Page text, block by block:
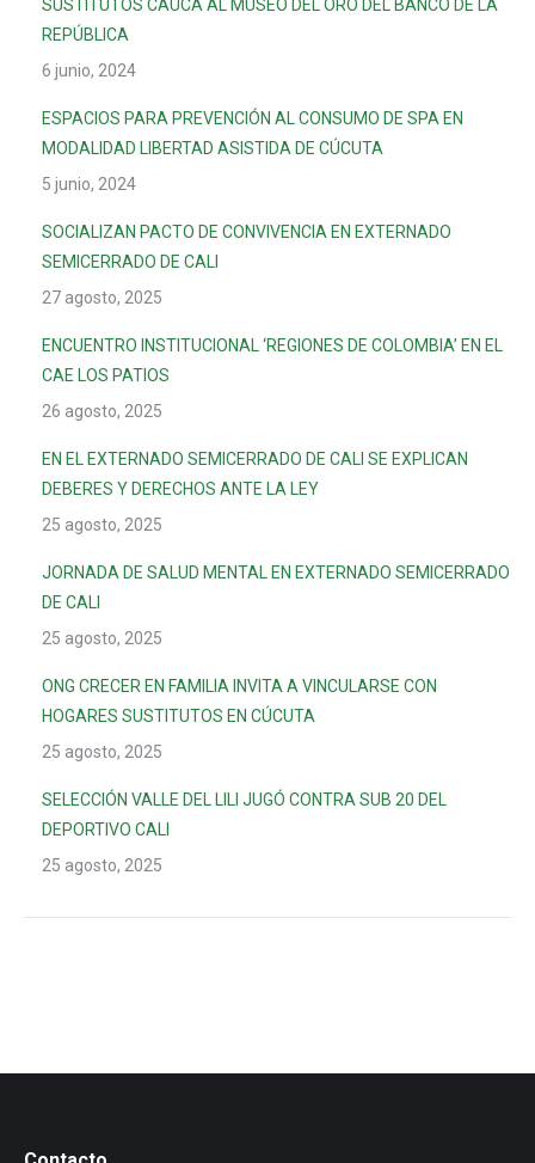
SUSTITUTOS CAUCA AL MUSEO DEL ORO DEL BANCO DE LA
REPÚBLICA
6 junio, 2024
ESPACIOS PARA PREVENCIÓN AL CONSUMO DE SPA EN
MODALIDAD LIBERTAD ASISTIDA DE CÚCUTA
5 junio, 2024
SOCIALIZAN PACTO DE CONVIVENCIA EN EXTERNADO
SEMICERRADO DE CALI
27 agosto, 2025
ENCUENTRO INSTITUCIONAL ‘REGIONES DE COLOMBIA’ EN EL
CAE LOS PATIOS
26 agosto, 2025
EN EL EXTERNADO SEMICERRADO DE CALI SE EXPLICAN
DEBERES Y DERECHOS ANTE LA LEY
25 agosto, 2025
JORNADA DE SALUD MENTAL EN EXTERNADO SEMICERRADO
DE CALI
25 agosto, 2025
ONG CRECER EN FAMILIA INVITA A VINCULARSE CON
HOGARES SUSTITUTOS EN CÚCUTA
25 agosto, 2025
SELECCIÓN VALLE DEL LILI JUGÓ CONTRA SUB 20 DEL
DEPORTIVO CALI
25 agosto, 2025